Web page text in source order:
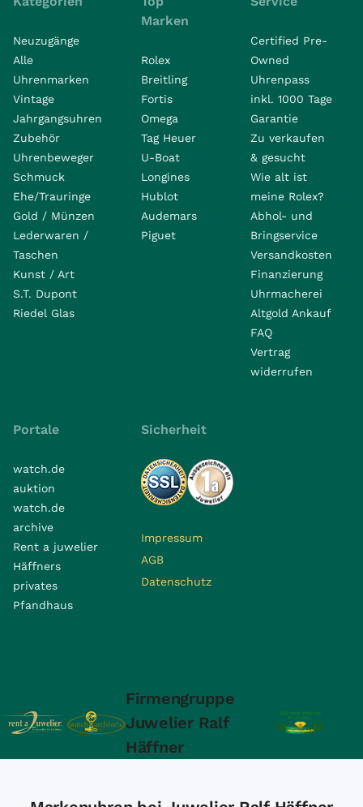
Neuzugänge
Alle
Uhrenmarken
Vintage
Jahrgangsuhren
Zubehör
Uhrenbeweger
Schmuck
Ehe/Trauringe
Gold / Münzen
Lederwaren /
Taschen
Kunst / Art
S.T. Dupont
Riedel Glas
Marken
Rolex
Breitling
Fortis
Omega
Tag Heuer
U-Boat
Longines
Hublot
Audemars
Piguet
Certified Pre-
Owned
Uhrenpass
inkl. 1000 Tage
Garantie
Zu verkaufen
& gesucht
Wie alt ist
meine Rolex?
Abhol- und
Bringservice
Versandkosten
Finanzierung
Uhrmacherei
Altgold Ankauf
FAQ
Vertrag
widerrufen
Portale
watch.de
auktion
watch.de
archive
Rent a juwelier
Häffners
privates
Pfandhaus
Sicherheit
Impressum
AGB
Datenschutz
Firmengruppe
Juwelier Ralf
Häffner